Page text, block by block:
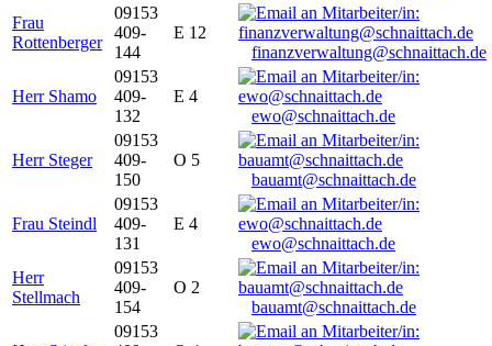
Frau
Rottenberger
09153
409-
144
E 12
finanzverwaltung@schnaittach.de
Herr Shamo
09153
409-
132
E 4
ewo@schnaittach.de
Herr Steger
09153
409-
150
O 5
bauamt@schnaittach.de
Frau Steindl
09153
409-
131
E 4
ewo@schnaittach.de
Herr
Stellmach
09153
409-
154
O 2
bauamt@schnaittach.de
09153